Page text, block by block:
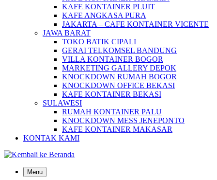
KAFE KONTAINER PLUIT
KAFE ANGKASA PURA
JAKARTA – CAFE KONTAINER VICENTE
JAWA BARAT
TOKO BATIK CIPALI
GERAI TELKOMSEL BANDUNG
VILLA KONTAINER BOGOR
MARKETING GALLERY DEPOK
KNOCKDOWN RUMAH BOGOR
KNOCKDOWN OFFICE BEKASI
KAFE KONTAINER BEKASI
SULAWESI
RUMAH KONTAINER PALU
KNOCKDOWN MESS JENEPONTO
KAFE KONTAINER MAKASAR
KONTAK KAMI
Menu